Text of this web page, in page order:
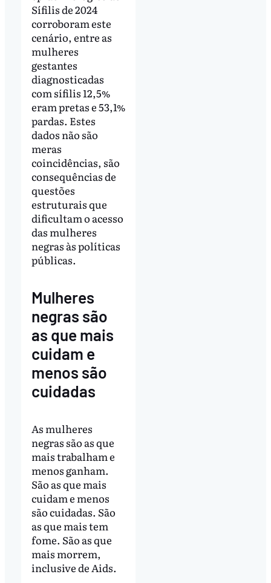
Sífilis de 2024
corroboram este
cenário, entre as
mulheres
gestantes
diagnosticadas
com sífilis 12,5%
eram pretas e 53,1%
pardas. Estes
dados não são
meras
coincidências, são
consequências de
questões
estruturais que
dificultam o acesso
das mulheres
negras às políticas
públicas.
Mulheres
negras são
as que mais
cuidam e
menos são
cuidadas
As mulheres
negras são as que
mais trabalham e
menos ganham.
São as que mais
cuidam e menos
são cuidadas. São
as que mais tem
fome. São as que
mais morrem,
inclusive de Aids.